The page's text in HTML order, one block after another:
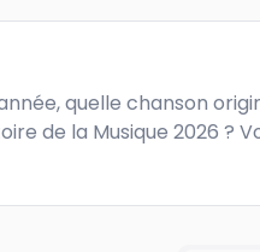
quelle chanson
de la Musique 2026 ?